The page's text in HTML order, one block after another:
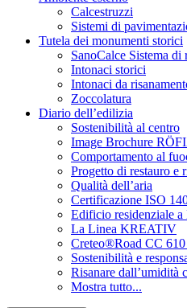
Calcestruzzi
Sistemi di
Tutela dei monumenti storici
SanoCalce Sistema di
Intonaci storici
Intonaci da
Zoccolatura
Diario dell’edilizia
Sostenibilità al centro
Image Brochure
Comportamento al
Progetto di restauro e
Qualità dell’aria
Certificazione ISO
Edificio residenziale a
La Linea KREATIV
Creteo®Road CC
Sostenibilità e
Risanare dall’umidità
Mostra tutto...